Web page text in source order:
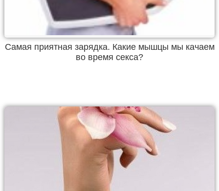
Самая приятная зарядка. Какие мышцы мы качаем
во время секса?